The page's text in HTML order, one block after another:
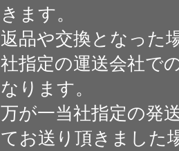
きます。
返品や交換となった
社指定の運送会社で
なります。
万が一当社指定の発
てお送り頂きました